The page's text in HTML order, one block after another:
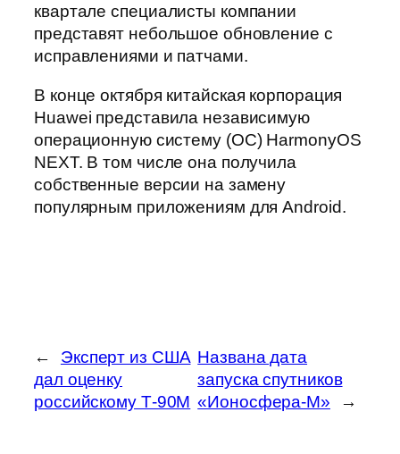
квартале специалисты компании
представят небольшое обновление с
исправлениями и патчами.
В конце октября китайская корпорация
Huawei представила независимую
операционную систему (ОС) HarmonyOS
NEXT. В том числе она получила
собственные версии на замену
популярным приложениям для Android.
←
Эксперт из США
дал оценку
российскому Т-90М
Названа дата
запуска спутников
«Ионосфера-М»
→